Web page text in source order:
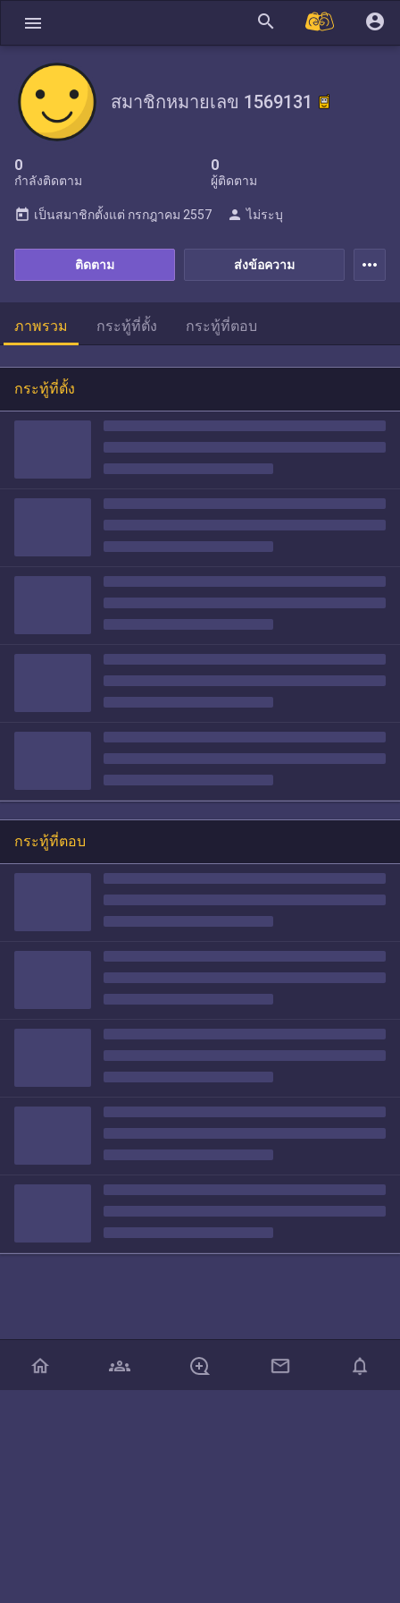
menu search account_circle
สมาชิกหมายเลข 1569131
0
กำลังติดตาม
0
ผู้ติดตาม
ส่งข้อความ
ติดตาม
today เป็นสมาชิกตั้งแต่ กรกฎาคม 2557 person ไม่ระบุ
more_horiz
ภาพรวม กระทู้ที่ตั้ง กระทู้ที่ตอบ
กระทู้ที่ตั้ง
กระทู้ที่ตอบ